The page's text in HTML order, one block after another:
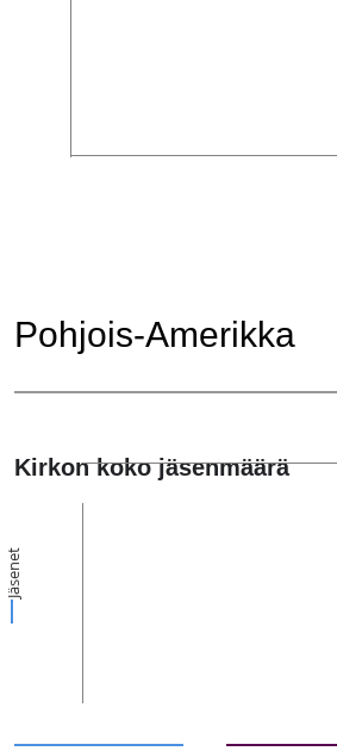
Pohjois-Amerikka
Kirkon koko jäsenmäärä
Jäsenet